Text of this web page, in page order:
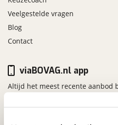
Veelgestelde vragen
Blog
Contact
viaBOVAG.nl app
Altijd het meest recente aanbod